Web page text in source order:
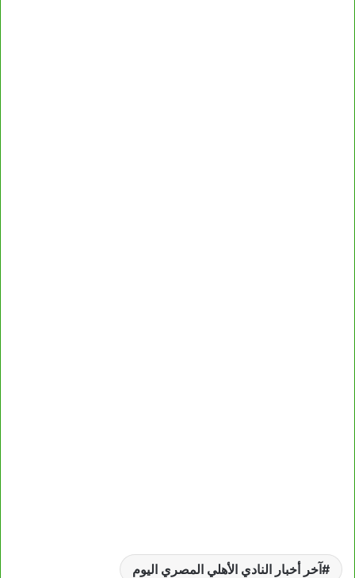
آخر أخبار النادي الأهلي المصري اليوم